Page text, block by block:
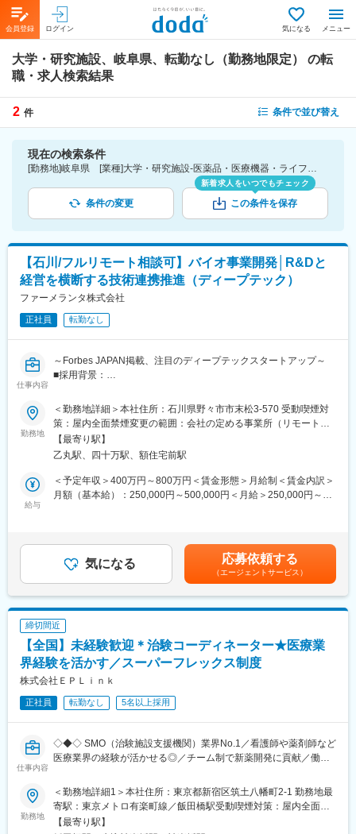
会員登録 ログイン 気になる メニュー
大学・研究施設、岐阜県、転勤なし（勤務地限定）
の転
職・求人検索結果
2 件 条件で並び替え
現在の検索条件
[勤務地]岐阜県 [業種]大学・研究施設-医薬品・医療機器・ライフサイエンス・医療系サービス [こだわり条件ピックアップ]転勤なし（勤務地限定） [詳細条件](募集・採用情報)転勤なし（勤務地限定）
条件の変更
新着求人をいつでもチェック
この条件を保存
【石川/フルリモート相談可】バイオ事業開発│R&Dと
経営を横断する技術連携推進（ディープテック）
ファーメランタ株式会社
正社員 転勤なし
仕事内容
～Forbes JAPAN掲載、注目のディープテックスタートアップ～
■採用背景：
づくり拠点を構築するスタートアップです。創業以来、パイプラ
インと外部連携を拡大しており、R&D・事業開発・経営の「あい
だ」を担う新規ポジションを募集します。
■ポジション概要：
研究と事業をつなぐ現場に近い距離で、技術評価・協力関係検
討・新技術導入に横断的に関わるエントリー～ジュニア向けポジ
い方を歓迎します。
7カ国以上のメンバーが集う国際チームで、海外との共同研究・技
術連携・事業連携が日常的に進んでいます。
◇社内R&D会議への参加、技術内容の整理、BD・経営陣向け資料
の作成補助
◇新規PJT候補の技術的フィージビリティ検討の補助（文献調
査、社内データ収集、関係部署との調整等）
◇顧客・共同研究先・CDMO・ベンダーなど外部ステークホルダ
席、フォローアップ）
◇社外専門家を招いたセミナー・技術講演会の企画・運営サポー
ト（候補リストアップ、日程調整、当日運営等）
導入における情報収集、デモ調整、評価結果の整理
◇プロジェクト・パートナー・技術動向に関する社内データベー
ス/トラッカーの更新・管理
勤務地
＜勤務地詳細＞本社住所：石川県野々市市末松3-570 受動喫煙対
策：屋内全面禁煙変更の範囲：会社の定める事業所（リモートワ
ーク含む）
【最寄り駅】
乙丸駅、四十万駅、額住宅前駅
給与
＜予定年収＞400万円～800万円＜賃金形態＞月給制＜賃金内訳＞
月額（基本給）：250,000円～500,000円＜月給＞250,000円～
す。月給(月額)は固定手当を含めた表記です。
気になる 応募依頼する
（エージェントサービス）
締切間近
【全国】未経験歓迎＊治験コーディネーター★医療業
界経験を活かす／スーパーフレックス制度
株式会社ＥＰＬｉｎｋ
正社員 転勤なし 5名以上採用
仕事内容
◇◆◇ SMO（治験施設支援機関）業界No.1／看護師や薬剤師など
医療業界の経験が活かせる◎／チーム制で新薬開発に貢献／働き
【CRC=治験コーディネーターとは？】
病院・クリニックを訪問して、患者様や医師や院内スタッフ、さ
らに製薬企業との連絡・調整役を担います。また、治験を受けて
勤務地
＜勤務地詳細1＞本社住所：東京都新宿区筑土八幡町2-1 勤務地最
寄駅：東京メトロ有楽町線／飯田橋駅受動喫煙対策：屋内全面禁
煙＜勤務地詳細2＞全国いずれかの医療施設住所：全国いずれかの
【最寄り駅】